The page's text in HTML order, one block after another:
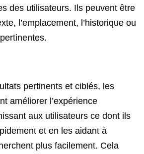
des utilisateurs. Ils peuvent être
l’emplacement, l’historique ou
pertinents et ciblés, les
améliorer l’expérience
aux utilisateurs ce dont ils
et en les aidant à
plus facilement. Cela